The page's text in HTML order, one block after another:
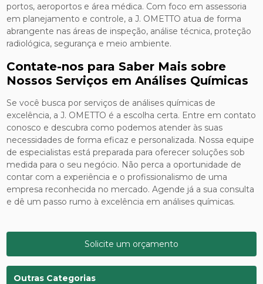
portos, aeroportos e área médica. Com foco em assessoria
em planejamento e controle, a J. OMETTO atua de forma
abrangente nas áreas de inspeção, análise técnica, proteção
radiológica, segurança e meio ambiente.
Contate-nos para Saber Mais sobre
Nossos Serviços em Análises Químicas
Se você busca por serviços de análises químicas de
excelência, a J. OMETTO é a escolha certa. Entre em contato
conosco e descubra como podemos atender às suas
necessidades de forma eficaz e personalizada. Nossa equipe
de especialistas está preparada para oferecer soluções sob
medida para o seu negócio. Não perca a oportunidade de
contar com a experiência e o profissionalismo de uma
empresa reconhecida no mercado. Agende já a sua consulta
e dê um passo rumo à excelência em análises químicas.
Solicite um orçamento
Outras Categorias